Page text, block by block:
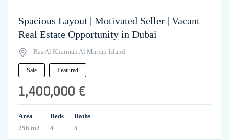
Spacious Layout | Motivated Seller | Vacant –
Real Estate Opportunity in Dubai
Ras Al Khaimah Al Marjan Island
Sale Featured
1,400,000 €
Area
256 m2
Beds
4
Baths
5